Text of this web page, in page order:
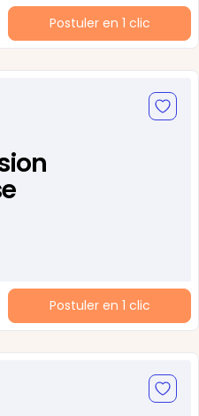
Postuler en 1 clic
Postuler en 1 clic